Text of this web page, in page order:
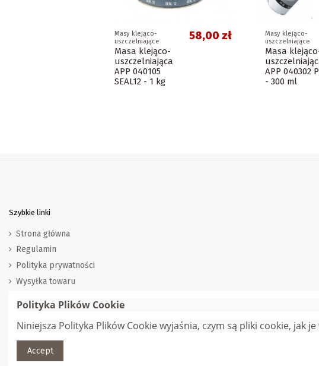
Masy klejąco-
uszczelniające
Masa klejąco-
uszczelniająca
APP 040105
SEAL12 - 1 kg
58,00 zł
Masy klejąco-
uszczelniające
Masa
APP 040302
- 300 ml
Szybkie linki
Strona główna
Regulamin
Polityka prywatności
Wysyłka towaru
Dostawcy
© Gana Sp. z o.o. | Webmaster:
Polityka Plików Cookie
Niniejsza Polityka Plików Cookie wyjaśnia, czym są pliki cookie, jak
Accept